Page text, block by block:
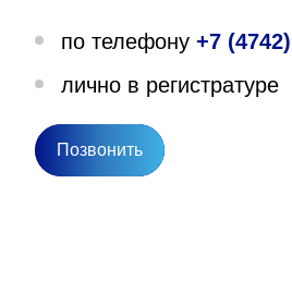
Направления деятельности
по телефону +7
лично в регистратуре
Позвонить